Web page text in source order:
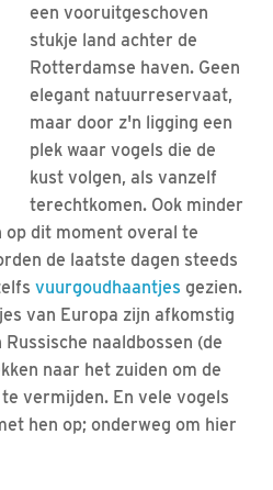
een vooruitgeschoven
stukje land achter de
Rotterdamse haven. Geen
elegant natuurreservaat,
maar door z'n ligging een
plek waar vogels die de
kust volgen, als vanzelf
terechtkomen. Ook minder
dit moment overal te
de laatste dagen steeds
vuurgoudhaantjes gezien.
van Europa zijn afkomstig
naaldbossen (de
naar het zuiden om de
vermijden. En vele vogels
hen op; onderweg om hier